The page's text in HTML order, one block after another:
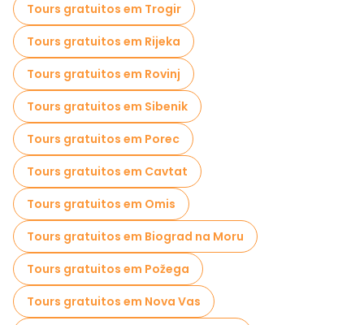
Tours gratuitos em Trogir
Tours gratuitos em Rijeka
Tours gratuitos em Rovinj
Tours gratuitos em Sibenik
Tours gratuitos em Porec
Tours gratuitos em Cavtat
Tours gratuitos em Omis
Tours gratuitos em Biograd na Moru
Tours gratuitos em Požega
Tours gratuitos em Nova Vas